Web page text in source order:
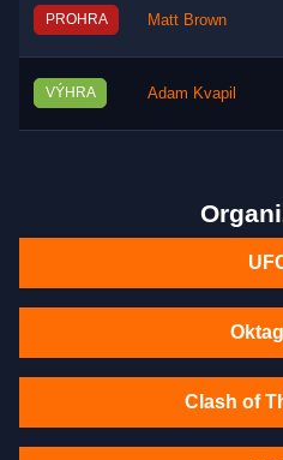
PROHRA Matt Brown
VÝHRA Adam Kvapil
Clash of